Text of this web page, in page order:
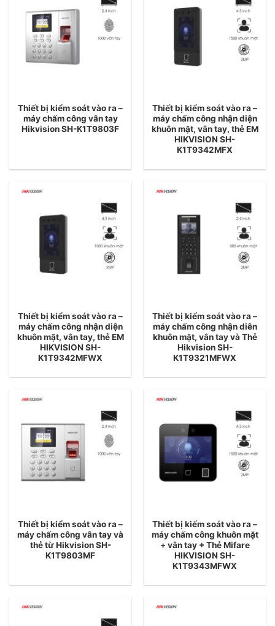
Thiết bị kiểm soát vào ra –
máy chấm công vân tay
Hikvision SH-K1T9803F
Thiết bị kiểm soát vào ra –
máy chấm công nhận diện
khuôn mặt, vân tay, thẻ EM
HIKVISION SH-
K1T9342MFX
Thiết bị kiểm soát vào ra –
máy chấm công nhận diện
khuôn mặt, vân tay, thẻ EM
HIKVISION SH-
K1T9342MFWX
Thiết bị kiểm soát vào ra –
máy chấm công nhận diên
khuôn mặt, vân tay và Thẻ
Hikvision SH-
K1T9321MFWX
Thiết bị kiểm soát vào ra –
máy chấm công vân tay và
thẻ từ Hikvision SH-
K1T9803MF
Thiết bị kiểm soát vào ra –
máy chấm công khuôn mặt
+ vân tay + Thẻ Mifare
HIKVISION SH-
K1T9343MFWX